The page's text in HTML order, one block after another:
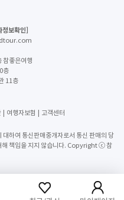
정보확인]
참좋은여행
층
11층
여행자보험 고객센터
하여 통신판매중개자로서 통신 판매의 당
해 책임을 지지 않습니다. Copyright ⓒ 참